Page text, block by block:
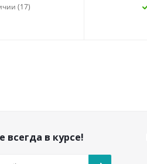
(17)
всегда в курсе!